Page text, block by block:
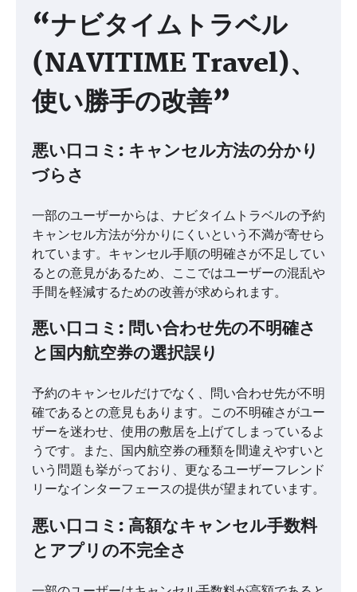
“ナビタイムトラベル
(NAVITIME Travel)、
使い勝手の改善”
悪い口コミ: キャンセル方法の分かり
づらさ
一部のユーザーからは、ナビタイムトラベルの予約
キャンセル方法が分かりにくいという不満が寄せら
れています。キャンセル手順の明確さが不足してい
るとの意見があるため、ここではユーザーの混乱や
手間を軽減するための改善が求められます。
悪い口コミ: 問い合わせ先の不明確さ
と国内航空券の選択誤り
予約のキャンセルだけでなく、問い合わせ先が不明
確であるとの意見もあります。この不明確さがユー
ザーを迷わせ、使用の敷居を上げてしまっているよ
うです。また、国内航空券の種類を間違えやすいと
いう問題も挙がっており、更なるユーザーフレンド
リーなインターフェースの提供が望まれています。
悪い口コミ: 高額なキャンセル手数料
とアプリの不完全さ